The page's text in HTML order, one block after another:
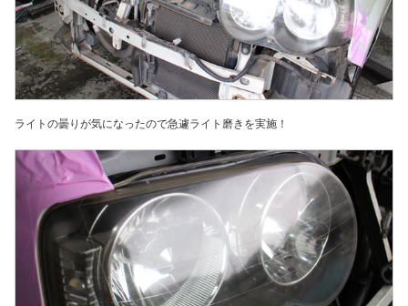
ライトの曇りが気になったので急遽ライト磨きを実施！